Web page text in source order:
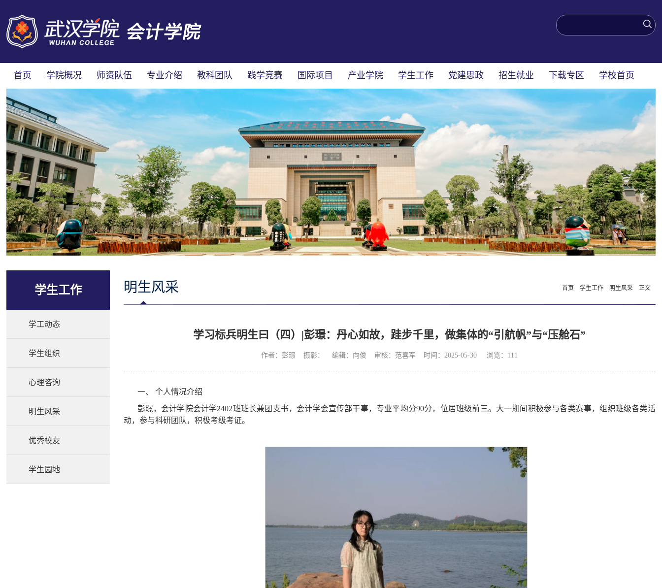
首页 学院概况 师资队伍 专业介绍 教科团队 践学竞赛 国际项目 产业学院 学生工作 党建思政 招生就业 下载专区 学校首页
学生工作
学工动态
学生组织
心理咨询
明生风采
优秀校友
学生园地
明生风采 首页 学生工作 明生风采正文
学习标兵明生曰（四）|彭璟：丹心如故，跬步千里，做集体的“引航帆”与“压舱石”
作者：彭璟 摄影： 编辑：向俊 审核：范喜军 时间：2025-05-30 浏览： 111
一、 个人情况介绍
彭璟，会计学院会计学2402班班长兼团支书，会计学会宣传部干事，专业平均分90分，位居班级前三。大一期间积极参与各类赛事，组织班级各类活
动，参与科研团队，积极考级考证。